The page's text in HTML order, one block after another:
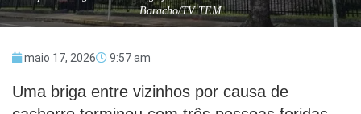
Baracho/TV TEM
maio 17, 2026 9:57 am
Uma briga entre vizinhos por causa de